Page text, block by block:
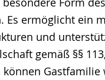
Es ermöglicht ein
und
gemäß §§